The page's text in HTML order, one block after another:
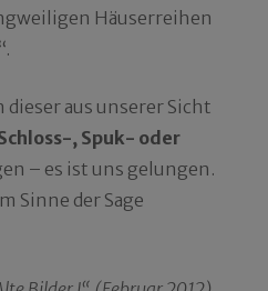
Häuserreihen
dieser aus unserer Sicht
, Spuk- oder
– es ist uns gelungen.
Sinne der Sage